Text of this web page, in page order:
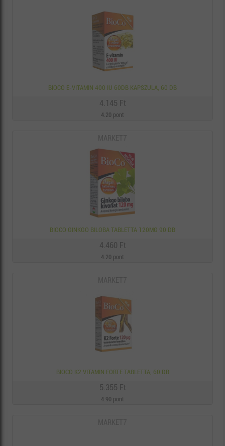
BIOCO E-VITAMIN 400 IU 60DB KAPSZULA, 60 DB
4.145 Ft
4.20 pont
BIOCO GINKGO BILOBA TABLETTA 120MG 90 DB
4.460 Ft
4.20 pont
BIOCO K2 VITAMIN FORTE TABLETTA, 60 DB
5.355 Ft
4.90 pont